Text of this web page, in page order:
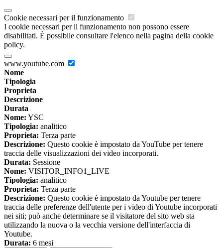
Cookie necessari per il funzionamento
I cookie necessari per il funzionamento non possono essere
disabilitati. È possibile consultare l'elenco nella pagina della cookie
policy.
www.youtube.com
Nome
Tipologia
Proprieta
Descrizione
Durata
Nome: YSC
Tipologia: analitico
Proprieta: Terza parte
Descrizione: Questo cookie è impostato da YouTube per tenere
traccia delle visualizzazioni dei video incorporati.
Durata: Sessione
Nome: VISITOR_INFO1_LIVE
Tipologia: analitico
Proprieta: Terza parte
Descrizione: Questo cookie è impostato da Youtube per tenere
traccia delle preferenze dell'utente per i video di Youtube incorporati
nei siti; può anche determinare se il visitatore del sito web sta
utilizzando la nuova o la vecchia versione dell'interfaccia di
Youtube.
Durata: 6 mesi